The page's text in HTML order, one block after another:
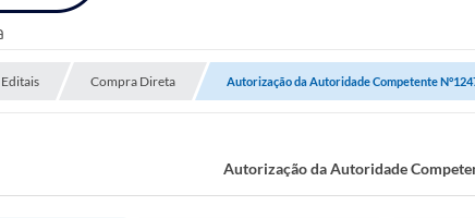
Editais Compra Direta Autorização da Autoridade Competente
Autorização da Autoridade